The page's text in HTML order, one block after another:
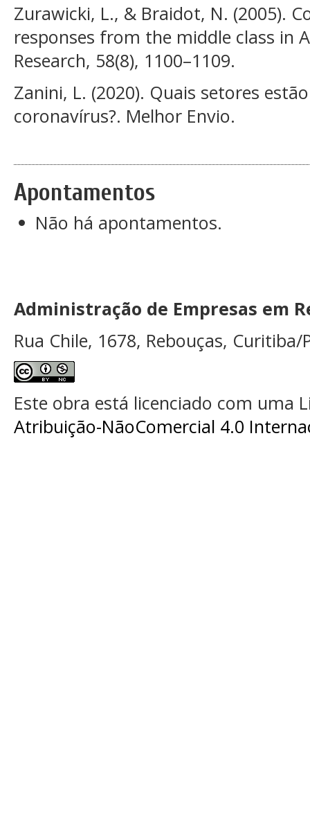
Zurawicki, L., & Braidot, N. (2005).
responses from the middle class in
Research, 58(8), 1100–1109.
Zanini, L. (2020). Quais setores
coronavírus?. Melhor Envio.
Apontamentos
Não há apontamentos.
Administração de Empresas em
Rua Chile, 1678, Rebouças, Curitiba/
Este obra está licenciado com uma
Atribuição-NãoComercial 4.0